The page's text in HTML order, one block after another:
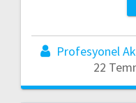
Profesyonel
22